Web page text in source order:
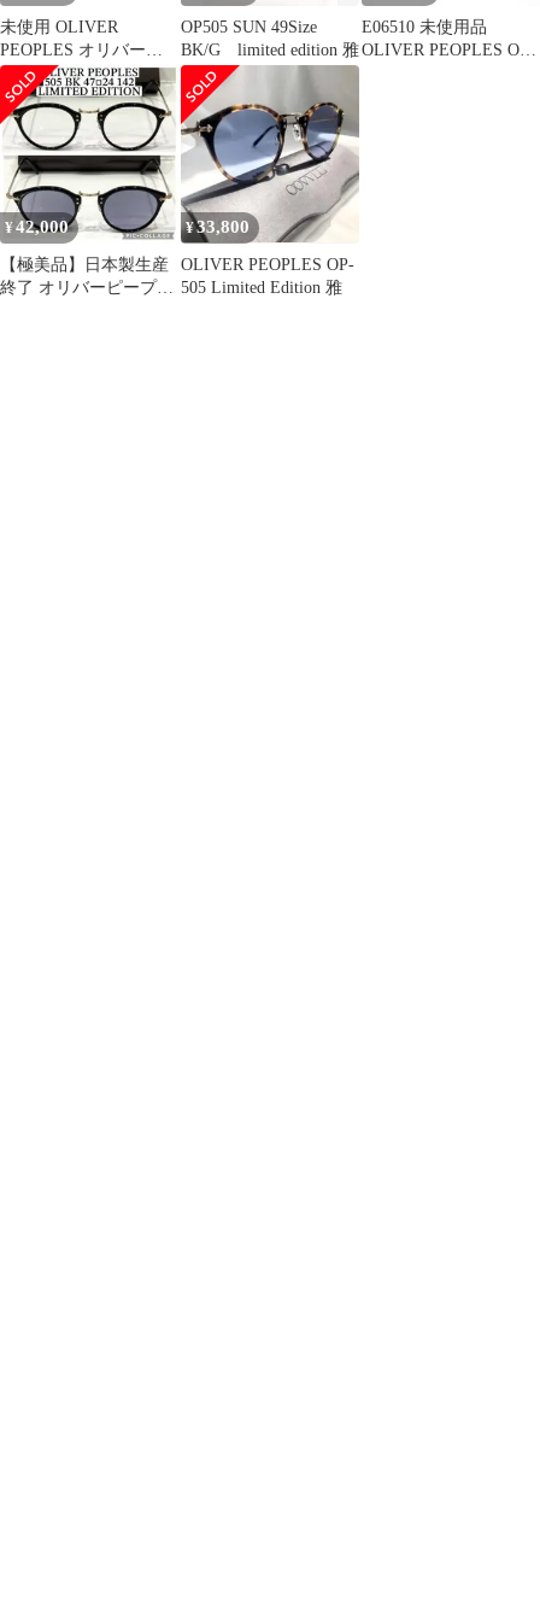
未使用 OLIVER
PEOPLES オリバーピ
ープルズ OP-505 Sun サ
ングラス アイウェア サ
イズ47□24-142 茶 ブラ
ウン メンズ レディース
古着 中古 USED
OP505 SUN 49Size
BK/G limited edition 雅
E06510 未使用品
OLIVER PEOPLES OP-
¥42,000
【極美品】日本製生産
終了 オリバーピープル
¥33,800
OLIVER PEOPLES OP-
505 Limited Edition 雅